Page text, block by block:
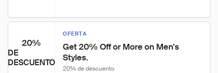
20%
DE
DESCUENTO
OFERTA
Get 20% Off or More on Men's
Styles.
20% de descuento